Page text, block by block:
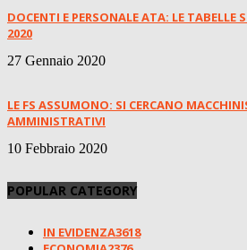
DOCENTI E PERSONALE ATA: LE TABELLE
2020
27 Gennaio 2020
LE FS ASSUMONO: SI CERCANO
AMMINISTRATIVI
10 Febbraio 2020
POPULAR CATEGORY
IN EVIDENZA3618